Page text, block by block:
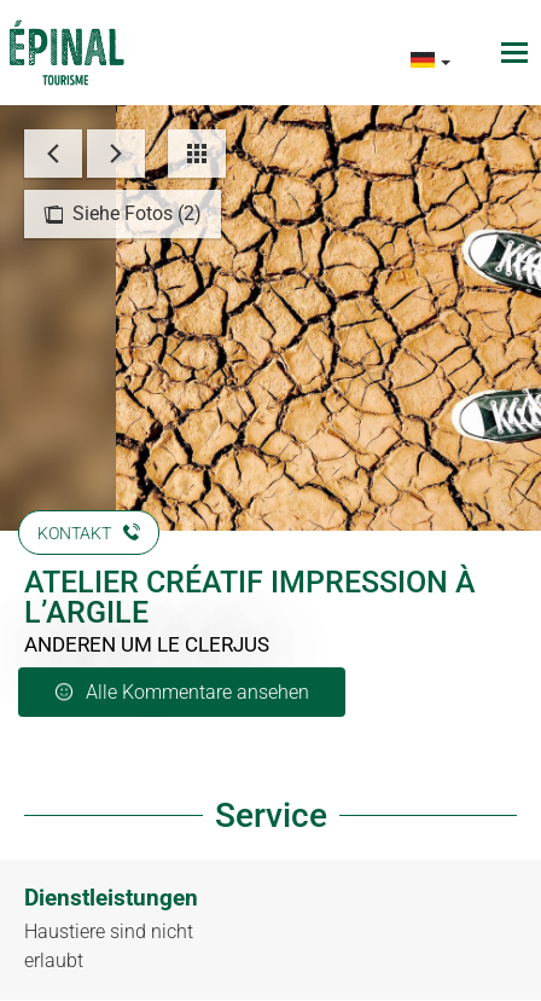
Siehe Fotos (2)
KONTAKT
ATELIER CRÉATIF IMPRESSION À
L’ARGILE
ANDEREN UM LE CLERJUS
Alle Kommentare ansehen
Service
Dienstleistungen
Haustiere sind nicht
erlaubt